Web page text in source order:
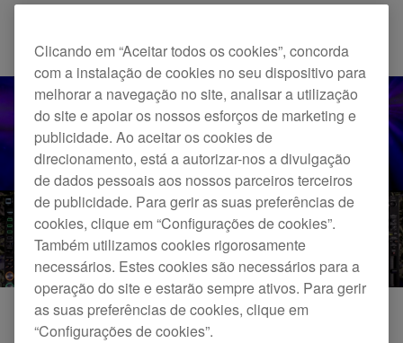
Clicando em “Aceitar todos os cookies”, concorda
com a instalação de cookies no seu dispositivo para
melhorar a navegação no site, analisar a utilização
do site e apoiar os nossos esforços de marketing e
publicidade. Ao aceitar os cookies de
direcionamento, está a autorizar-nos a divulgação
de dados pessoais aos nossos parceiros terceiros
de publicidade. Para gerir as suas preferências de
cookies, clique em “Configurações de cookies”.
Também utilizamos cookies rigorosamente
necessários. Estes cookies são necessários para a
operação do site e estarão sempre ativos. Para gerir
as suas preferências de cookies, clique em
“Configurações de cookies”.